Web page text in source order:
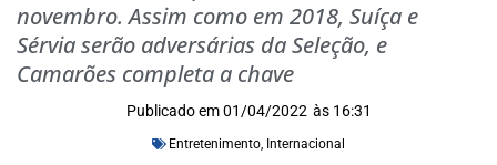
novembro. Assim como em 2018, Suíça e
Sérvia serão adversárias da Seleção, e
Camarões completa a chave
Publicado em 01/04/2022 às 16:31
Entretenimento, Internacional